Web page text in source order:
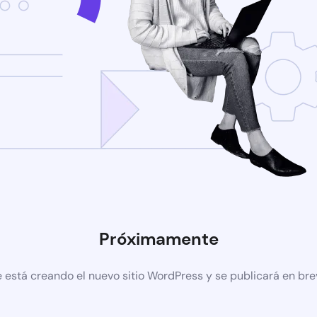
Próximamente
está creando el nuevo sitio WordPress y se publicará en